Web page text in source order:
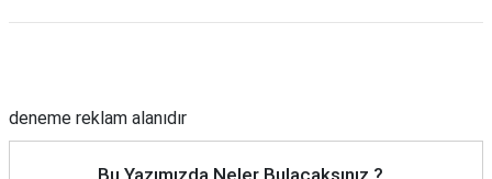
deneme reklam alanıdır
Bu Yazımızda Neler Bulacaksınız ?